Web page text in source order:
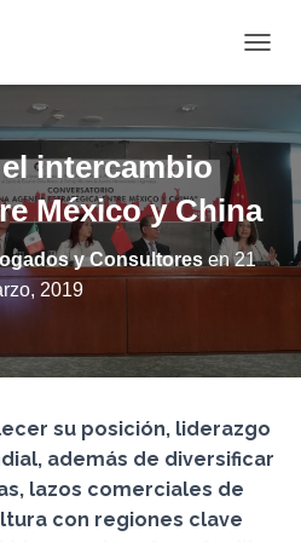
A
B
M
O
D
N
A
E
G
intercambio
México y China
y Consultores en21
2019
su posición, liderazgo
además de diversificar
lazos comerciales de
con regiones clave